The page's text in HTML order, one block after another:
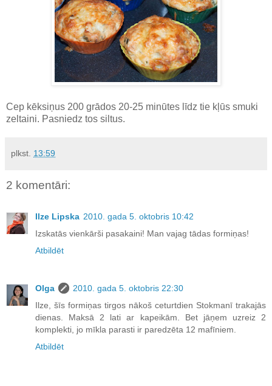
Cep kēksiņus 200 grādos 20-25 minūtes līdz tie kļūs smuki
zeltaini. Pasniedz tos siltus.
plkst. 13:59
2 komentāri:
Ilze Lipska 2010. gada 5. oktobris 10:42
Izskatās vienkārši pasakaini! Man vajag tādas formiņas!
Atbildēt
Olga
2010. gada 5. oktobris 22:30
Ilze, šīs formiņas tirgos nākoš ceturtdien Stokmanī trakajās
dienas. Maksā 2 lati ar kapeikām. Bet jāņem uzreiz 2
komplekti, jo mīkla parasti ir paredzēta 12 mafīniem.
Atbildēt